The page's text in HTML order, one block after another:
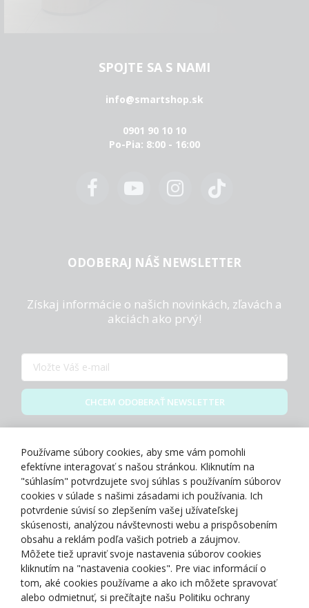
SPOJTE SA S NAMI
info@smartshop.sk
0901 90 10 10
Po-Pia: 8:00 - 16:00
ODOBERAJ NÁŠ NEWSLETTER
Získaj informácie o našich novinkách, zľavách a
akciách ako prvý!
CHCEM ODOBERAŤ NEWSLETTER
O NÁS
NAKUPOVANIE
ZÁKAZNÍCKA ZÓNA
Používame súbory cookies, aby sme vám pomohli
efektívne interagovať s našou stránkou. Kliknutím na
"súhlasím" potvrdzujete svoj súhlas s používaním súborov
cookies v súlade s našimi zásadami ich používania. Ich
potvrdenie súvisí so zlepšením vašej užívateľskej
skúsenosti, analýzou návštevnosti webu a prispôsobením
obsahu a reklám podľa vašich potrieb a záujmov.
Môžete tiež upraviť svoje nastavenia súborov cookies
kliknutím na "nastavenia cookies". Pre viac informácií o
tom, aké cookies používame a ako ich môžete spravovať
alebo odmietnuť, si prečítajte našu Politiku ochrany